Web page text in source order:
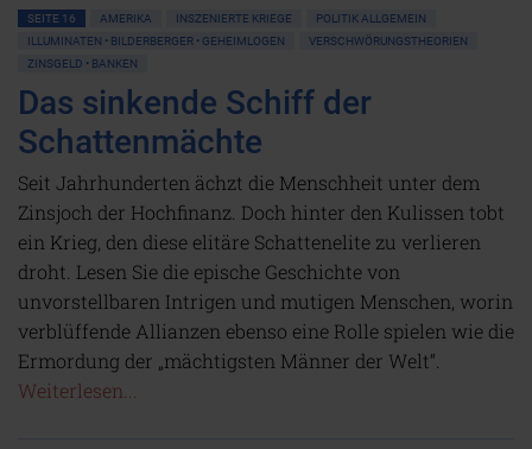
SEITE 16 AMERIKA INSZENIERTE KRIEGE
POLITIK ALLGEMEIN
ILLUMINATEN • BILDERBERGER • GEHEIMLOGEN
VERSCHWÖRUNGSTHEORIEN
ZINSGELD • BANKEN
Das sinkende Schiff der
Schattenmächte
Seit Jahrhunderten ächzt die Menschheit unter dem
Zinsjoch der Hochfinanz. Doch hinter den Kulissen tobt
ein Krieg, den diese elitäre Schattenelite zu verlieren
droht. Lesen Sie die epische Geschichte von
unvorstellbaren Intrigen und mutigen Menschen, worin
verblüffende Allianzen ebenso eine Rolle spielen wie die
Ermordung der „mächtigsten Männer der Welt“.
Weiterlesen...